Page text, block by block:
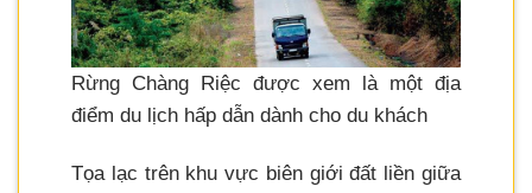
Rừng Chàng Riệc được xem là một địa
điểm du lịch hấp dẫn dành cho du khách
Tọa lạc trên khu vực biên giới đất liền giữa